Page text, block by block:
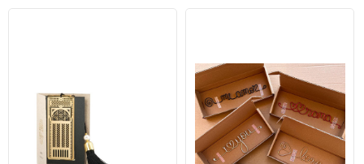
صابون
مناسبات
فيديوهات
يتكرر
طرحها
خدمات
نيل
وفرات
نشرة
الإصدارات